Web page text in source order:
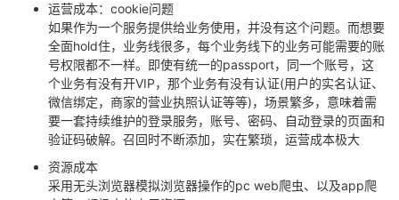
运营成本：cookie问题
如果作为一个服务提供给业务使用，并没有这个问题。而想要
全面hold住，业务线很多，每个业务线下的业务可能需要的账
号权限都不一样。即使有统一的passport，同一个账号，这
个业务有没有开VIP，那个业务有没有认证(用户的实名认证、
微信绑定，商家的营业执照认证等等)，场景繁多，意味着需
要一套持续维护的登录服务，账号、密码、自动登录的页面和
验证码破解。召回时不断添加，实在繁琐，运营成本极大
资源成本
采用无头浏览器模拟浏览器操作的pc web爬虫、以及app爬